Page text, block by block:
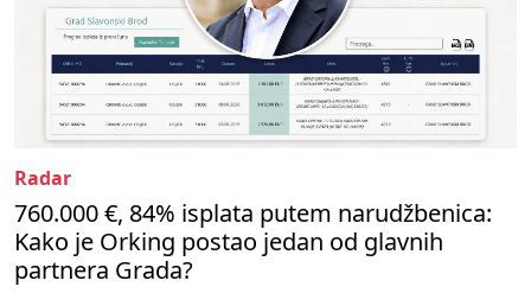
Radar
760.000 €, 84% isplata putem narudžbenica:
Kako je Orking postao jedan od glavnih
partnera Grada?